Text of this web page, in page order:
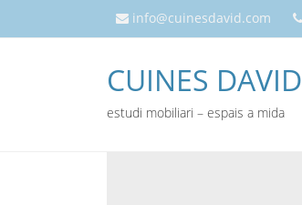
info@cuinesdavid.com
CUINES DAVID
estudi mobiliari – espais a mida